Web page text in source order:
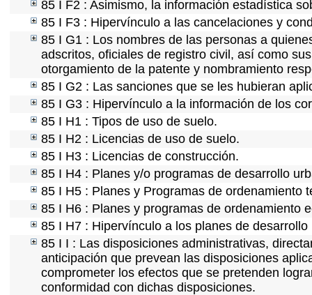
85 I F2 : Asimismo, la información estadística
85 I F3 : Hipervínculo a las cancelaciones y
85 I G1 : Los nombres de las personas a
adscritos, oficiales de registro civil, así como
otorgamiento de la patente y nombramiento
85 I G2 : Las sanciones que se les hubieran
85 I G3 : Hipervínculo a la información de los
85 I H1 : Tipos de uso de suelo.
85 I H2 : Licencias de uso de suelo.
85 I H3 : Licencias de construcción.
85 I H4 : Planes y/o programas de desarrollo
85 I H5 : Planes y Programas de ordenamiento
85 I H6 : Planes y programas de ordenamiento
85 I H7 : Hipervínculo a los planes de desarrollo
85 I I : Las disposiciones administrativas,
anticipación que prevean las disposiciones
comprometer los efectos que se pretenden
conformidad con dichas disposiciones.